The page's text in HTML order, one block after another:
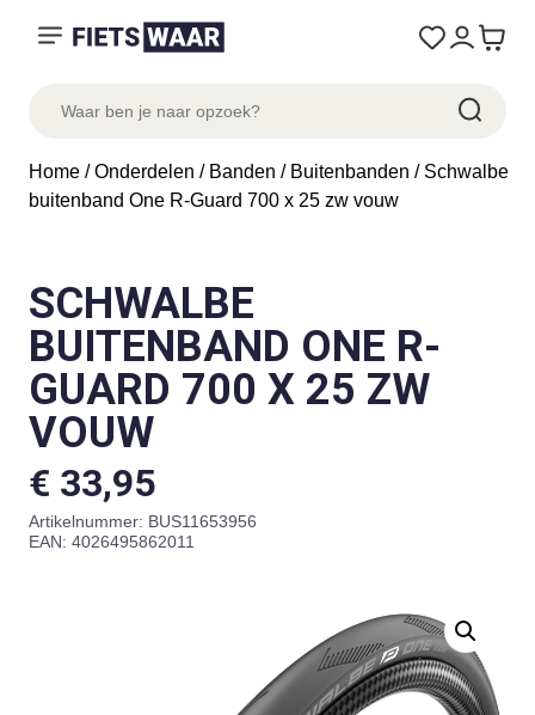
Home /Onderdelen / Banden / Buitenbanden / Schwalbe
buitenband One R-Guard 700 x 25 zw vouw
SCHWALBE
BUITENBAND ONE R-
GUARD 700 X 25 ZW
VOUW
€ 33,95
Artikelnummer: BUS11653956
EAN: 4026495862011